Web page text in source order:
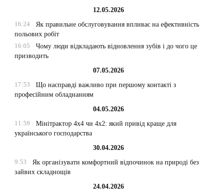
12.05.2026
16:24
Як правильне обслуговування впливає на ефективність
польових робіт
16:05
Чому люди відкладають відновлення зубів і до чого це
призводить
07.05.2026
17:53
Що насправді важливо при першому контакті з
професійним обладнанням
04.05.2026
11:59
Мінітрактор 4х4 чи 4х2: який привід краще для
українського господарства
30.04.2026
9:53
Як організувати комфортний відпочинок на природі без
зайвих складнощів
24.04.2026